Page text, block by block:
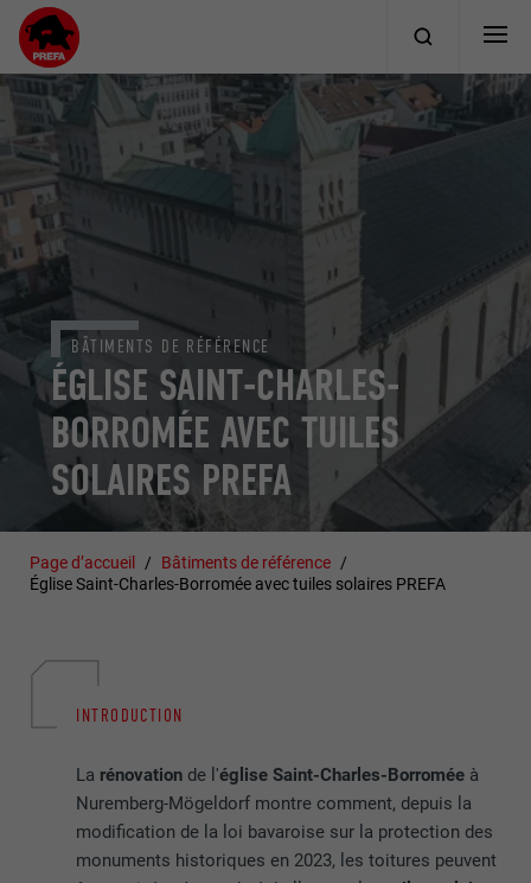
ÉGLISE SAINT-CHARLES-
BORROMÉE AVEC TUILES
SOLAIRES PREFA
BÂTIMENTS DE RÉFÉRENCE
Page d’accueil
Bâtiments de référence
Église Saint-Charles-Borromée avec tuiles solaires PREFA
INTRODUCTION
La rénovation de l'église Saint-Charles-Borromée à
Nuremberg-Mögeldorf montre comment, depuis la
modification de la loi bavaroise sur la protection des
monuments historiques en 2023, les toitures peuvent